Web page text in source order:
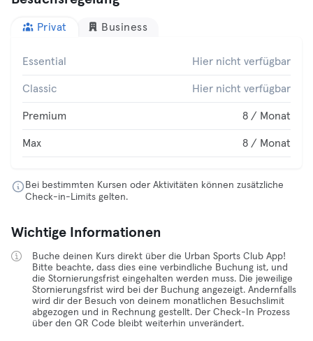
Privat Business
Essential Hier nicht verfügbar
Classic Hier nicht verfügbar
Premium 8 / Monat
Max 8 / Monat
Bei bestimmten Kursen oder Aktivitäten können zusätzliche
Check-in-Limits gelten.
Wichtige Informationen
Buche deinen Kurs direkt über die Urban Sports Club App!
Bitte beachte, dass dies eine verbindliche Buchung ist, und
die Stornierungsfrist eingehalten werden muss. Die jeweilige
Stornierungsfrist wird bei der Buchung angezeigt. Andernfalls
wird dir der Besuch von deinem monatlichen Besuchslimit
abgezogen und in Rechnung gestellt. Der Check-In Prozess
über den QR Code bleibt weiterhin unverändert.